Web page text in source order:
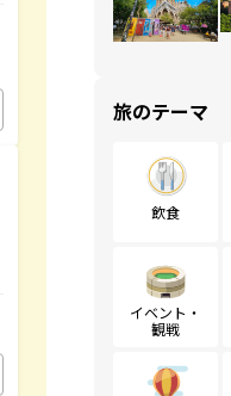
旅のテーマ
飲食
イベント・
観戦